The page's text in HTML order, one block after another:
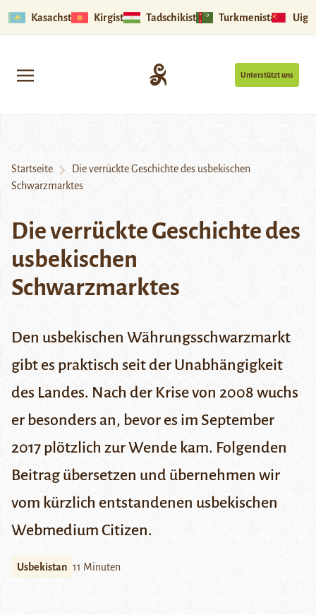
Kasachstan Kirgistan Tadschikistan Turkmenistan
Unterstützt uns
Startseite
Die verrückte Geschichte des usbekischen
Schwarzmarktes
Die verrückte Geschichte des
usbekischen
Schwarzmarktes
Den usbekischen Währungsschwarzmarkt
gibt es praktisch seit der Unabhängigkeit
des Landes. Nach der Krise von 2008 wuchs
er besonders an, bevor es im September
2017 plötzlich zur Wende kam. Folgenden
Beitrag übersetzen und übernehmen wir
vom kürzlich entstandenen usbekischen
Webmedium Citizen.
Usbekistan 11 Minuten